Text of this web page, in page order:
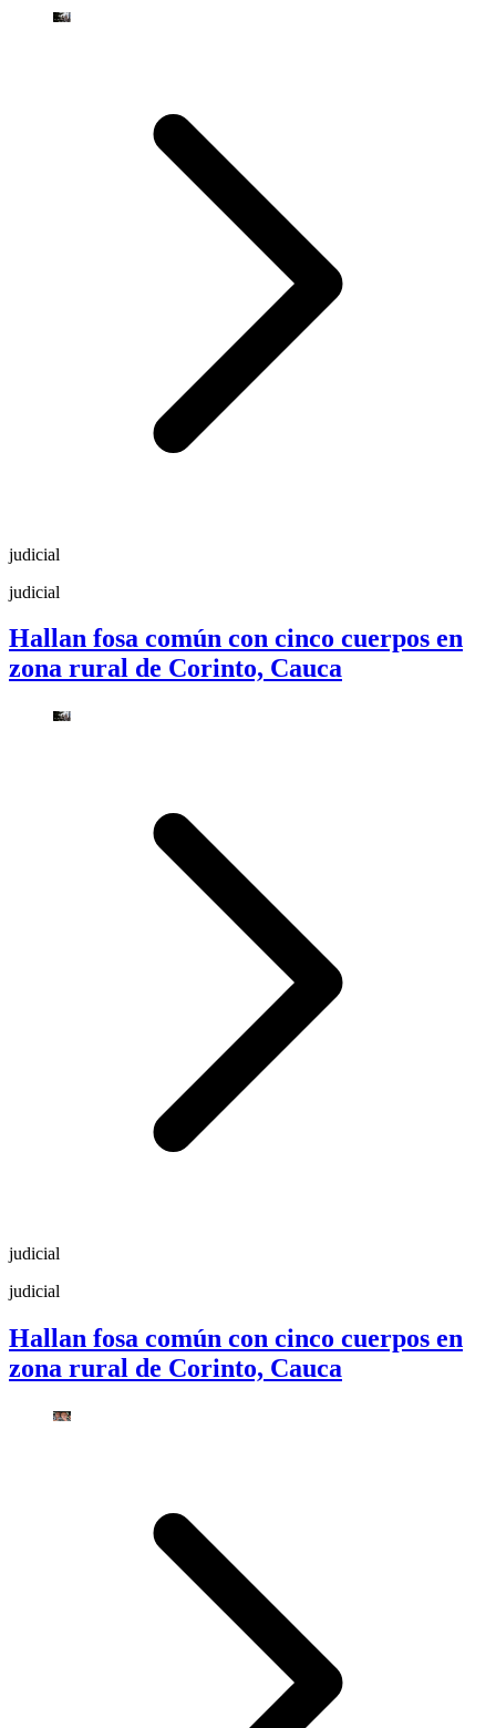
judicial
judicial
Hallan fosa común con cinco cuerpos en
zona rural de Corinto, Cauca
judicial
judicial
Hallan fosa común con cinco cuerpos en
zona rural de Corinto, Cauca